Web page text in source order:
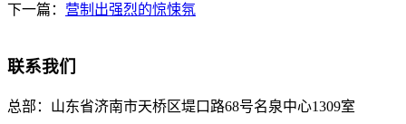
下一篇： 营制出强烈的惊悚氛
联系我们
总部： 山东省济南市天桥区堤口路68号名泉中心1309室